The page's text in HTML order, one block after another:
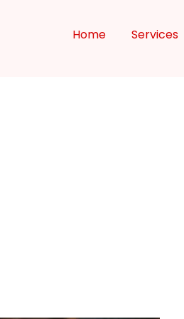
Home Services